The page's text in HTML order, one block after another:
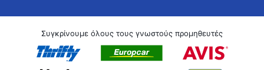
Συγκρίνουμε όλους τους γνωστούς προμηθευτές